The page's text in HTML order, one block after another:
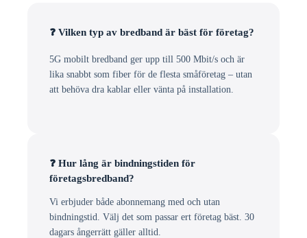
❓ Vilken typ av bredband är bäst för företag?
5G mobilt bredband ger upp till 500 Mbit/s och är
lika snabbt som fiber för de flesta småföretag – utan
att behöva dra kablar eller vänta på installation.
❓ Hur lång är bindningstiden för
företagsbredband?
Vi erbjuder både abonnemang med och utan
bindningstid. Välj det som passar ert företag bäst. 30
dagars ångerrätt gäller alltid.